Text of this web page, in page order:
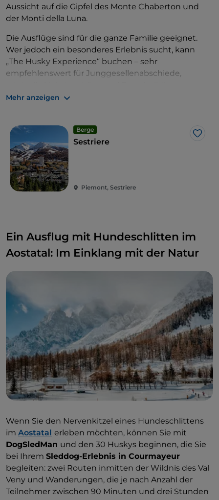
Aussicht auf die Gipfel des Monte Chaberton und
der Monti della Luna.
Die Ausflüge sind für die ganze Familie geeignet.
Wer jedoch ein besonderes Erlebnis sucht, kann
„The Husky Experience“ buchen – sehr
empfehlenswert für Junggesellenabschiede,
Erlebnisse im Schnee.
Mehr anzeigen
Berge
Like
Sestriere
Piemont, Sestriere
Ein Ausflug mit Hundeschlitten im
Aostatal: Im Einklang mit der Natur
Wenn Sie den Nervenkitzel eines Hundeschlittens
im Aostatal erleben möchten, können Sie mit
DogSledMan und den 30 Huskys beginnen, die Sie
bei Ihrem Sleddog-Erlebnis in Courmayeur
begleiten: zwei Routen inmitten der Wildnis des Val
Veny und Wanderungen, die je nach Anzahl der
Teilnehmer zwischen 90 Minuten und drei Stunden